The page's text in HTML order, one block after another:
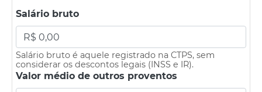
Salário bruto
Salário bruto é aquele registrado na CTPS, sem
considerar os descontos legais (INSS e IR).
Valor médio de outros proventos